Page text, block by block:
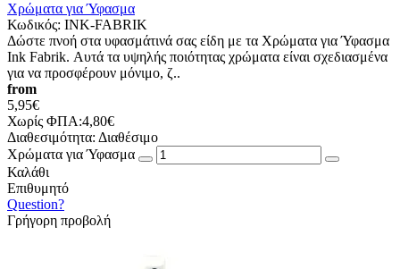
Χρώματα για Ύφασμα
Κωδικός: INK-FABRIK
Δώστε πνοή στα υφασμάτινά σας είδη με τα Χρώματα για Ύφασμα
Ink Fabrik. Αυτά τα υψηλής ποιότητας χρώματα είναι σχεδιασμένα
για να προσφέρουν μόνιμο, ζ..
from
5,95€
Χωρίς ΦΠΑ:4,80€
Διαθεσιμότητα: Διαθέσιμο
Χρώματα για Ύφασμα
Καλάθι
Επιθυμητό
Question?
Γρήγορη προβολή